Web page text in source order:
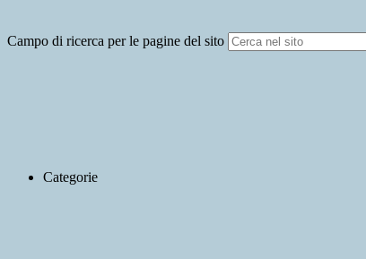
Campo di ricerca per le pagine del sito
Categorie